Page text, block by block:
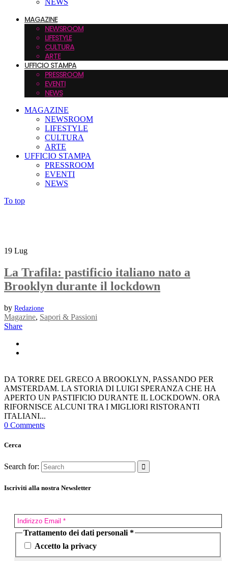
NEWS
MAGAZINE
NEWSROOM
LIFESTYLE
CULTURA
ARTE
UFFICIO STAMPA
PRESSROOM
EVENTI
NEWS
MAGAZINE
NEWSROOM
LIFESTYLE
CULTURA
ARTE
UFFICIO STAMPA
PRESSROOM
EVENTI
NEWS
To top
19 Lug
La Trafila: pastificio italiano nato a
Brooklyn durante il lockdown
by Redazione
Magazine, Sapori & Passioni
Share
DA TORRE DEL GRECO A BROOKLYN, PASSANDO PER
AMSTERDAM. LA STORIA DI LUIGI SPERANZA CHE HA
APERTO UN PASTIFICIO DURANTE IL LOCKDOWN. ORA
RIFORNISCE ALCUNI TRA I MIGLIORI RISTORANTI
ITALIANI...
0 Comments
Cerca
Search for:
Iscriviti alla nostra Newsletter
Trattamento dei dati personali *
Accetto la privacy